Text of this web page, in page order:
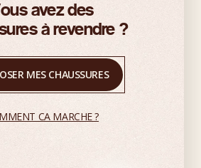
avez des
à revendre ?
MES CHAUSSURES
CA MARCHE ?